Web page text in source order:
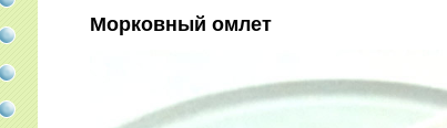
Морковный омлет